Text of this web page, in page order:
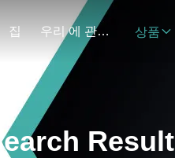
집 우리 에 관한 것 상품
Search Result